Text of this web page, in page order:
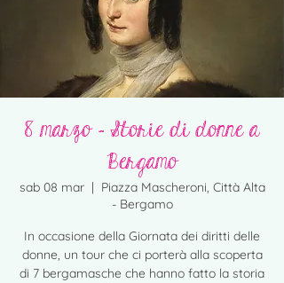
8 marzo - Storie di donne a
Bergamo
sab 08 mar
  |
Piazza Mascheroni, Città Alta
- Bergamo
In occasione della Giornata dei diritti delle
donne, un tour che ci porterà alla scoperta
di 7 bergamasche che hanno fatto la storia